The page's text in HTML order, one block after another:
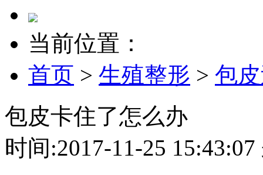
当前位置：
首页 > 生殖整形 > 包
包皮卡住了怎么办
时间:2017-11-25